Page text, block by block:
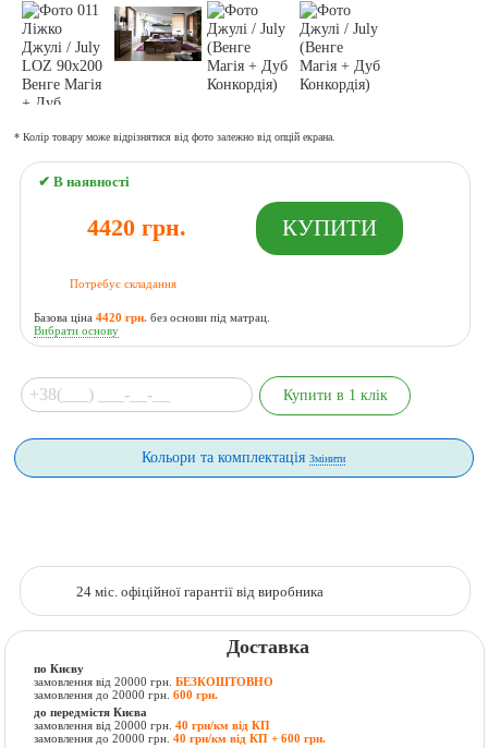
* Колір товару може відрізнятися від фото залежно від опцій екрана.
✔ В наявності
4420 грн.
Потребує складання
Базова ціна4420 грн. без основи під матрац.
Вибрати основу
Кольори та комплектаціяЗмінити
24 міс. офіційної гарантії від виробника
Доставка
по Києву
замовлення від 20000 грн.БЕЗКОШТОВНО
замовлення до 20000 грн.600 грн.
до передмістя Києва
замовлення від 20000 грн.40 грн/км від КП
замовлення до 20000 грн.40 грн/км від КП + 600 грн.